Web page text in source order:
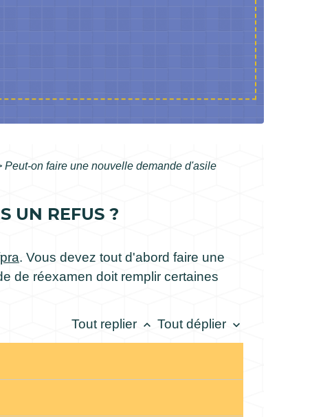
Peut-on faire une nouvelle demande d'asile
UN REFUS ?
. Vous devez tout d'abord faire une
de réexamen doit remplir certaines
Tout replier keyboard_arrow_up Tout déplier keyboard_arrow_down